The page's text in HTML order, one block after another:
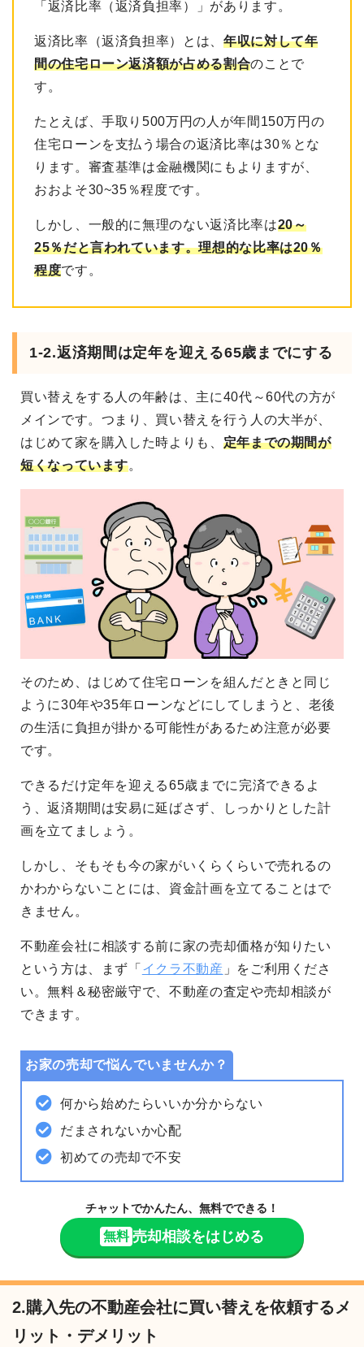
「返済比率（返済負担率）」があります。
返済比率（返済負担率）とは、 年収に対して年
間の住宅ローン返済額が占める割合のことで
す。
たとえば、手取り500万円の人が年間150万円の
住宅ローンを支払う場合の返済比率は30％とな
ります。審査基準は金融機関にもよりますが、
おおよそ30~35％程度です。
しかし、一般的に無理のない返済比率は20～
25％だと言われています。理想的な比率は20％
程度です。
1-2.返済期間は定年を迎える65歳までにする
買い替えをする人の年齢は、主に40代～60代の方が
メインです。つまり、買い替えを行う人の大半が、
はじめて家を購入した時よりも、 定年までの期間が
短くなっています。
そのため、はじめて住宅ローンを組んだときと同じ
ように30年や35年ローンなどにしてしまうと、老後
の生活に負担が掛かる可能性があるため注意が必要
です。
できるだけ定年を迎える65歳までに完済できるよ
う、返済期間は安易に延ばさず、しっかりとした計
画を立てましょう。
しかし、そもそも今の家がいくらくらいで売れるの
かわからないことには、資金計画を立てることはで
きません。
不動産会社に相談する前に家の売却価格が知りたい
という方は、まず「 イクラ不動産 」をご利用くださ
い。無料＆秘密厳守で、不動産の査定や売却相談が
できます。
お家の売却で悩んでいませんか？
何から始めたらいいか分からない
だまされないか心配
初めての売却で不安
チャットでかんたん、無料でできる！
無料 売却相談をはじめる
2.購入先の不動産会社に買い替えを依頼するメ
リット・デメリット